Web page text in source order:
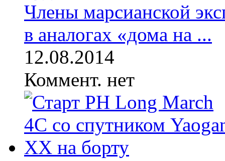
Члены марсианской
в аналогах «дома на ...
12.08.2014
Коммент. нет